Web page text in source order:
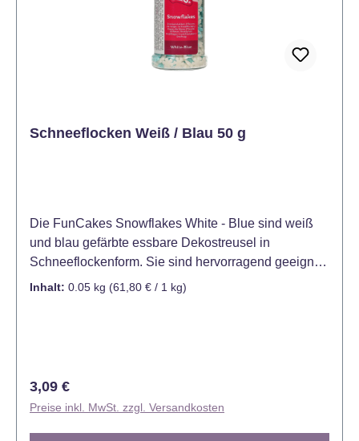
Schneeflocken Weiß / Blau 50 g
Die FunCakes Snowflakes White - Blue sind weiß
und blau gefärbte essbare Dekostreusel in
Schneeflockenform. Sie sind hervorragend geeignet
für das Dekorieren und Verzieren von Kuchen,
bereits in vielen verschiedenen Farben und Größen
erhältlich. Verpackt in praktischer Streudose. Farbe:
Weiß, Blau Inhalt: 50 Gramm. Lager: Trocken lagern,
Inhalt: 0.05 kg (61,80 € / 1 kg)
Regulärer Preis:
3,09 €
Preise inkl. MwSt. zzgl. Versandkosten